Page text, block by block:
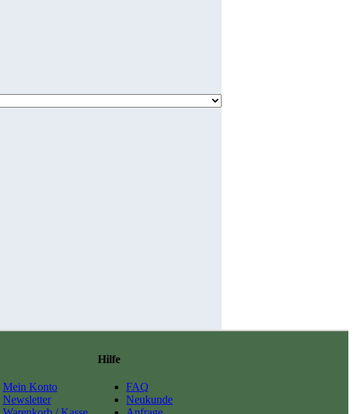
Hilfe
FAQ
Neukunde
Mein Konto
Newsletter